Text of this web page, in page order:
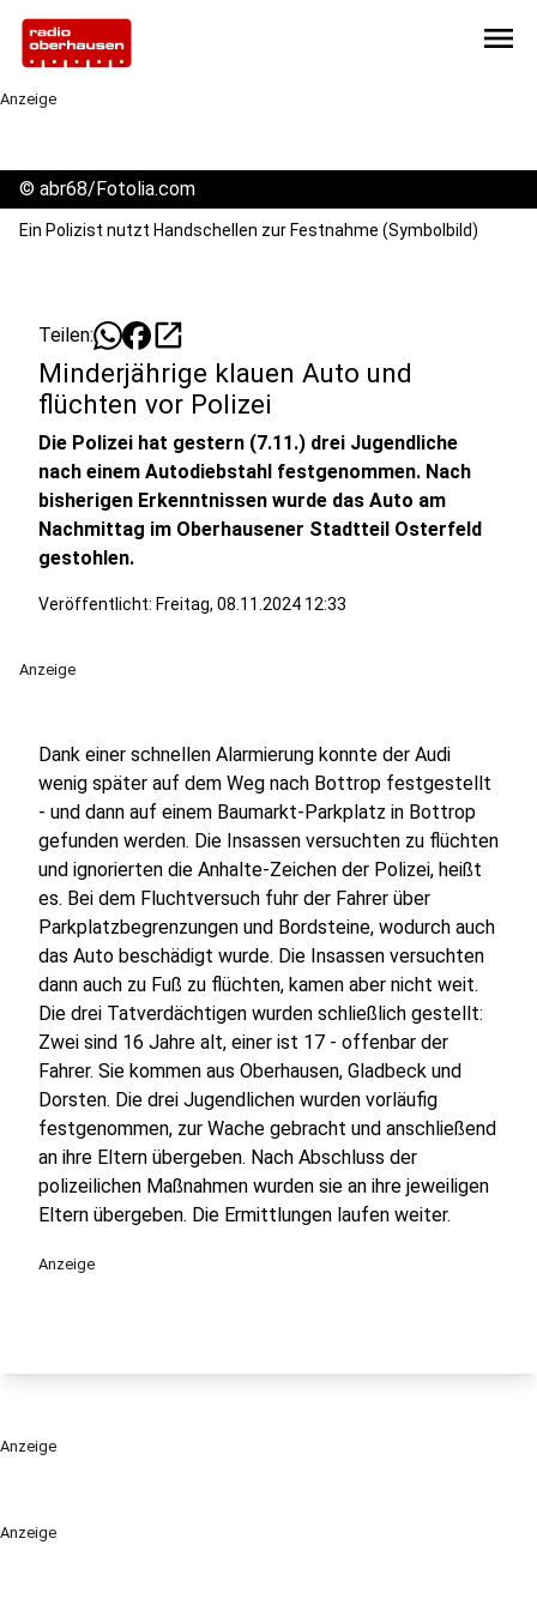
menu
Anzeige
Anzeige
© abr68/Fotolia.com
Ein Polizist nutzt Handschellen zur Festnahme (Symbolbild)
Teilen: open_in_new
Minderjährige klauen Auto und
flüchten vor Polizei
Die Polizei hat gestern (7.11.) drei Jugendliche
nach einem Autodiebstahl festgenommen. Nach
bisherigen Erkenntnissen wurde das Auto am
Nachmittag im Oberhausener Stadtteil Osterfeld
gestohlen.
Veröffentlicht: Freitag, 08.11.2024 12:33
Anzeige
Dank einer schnellen Alarmierung konnte der Audi
wenig später auf dem Weg nach Bottrop festgestellt
- und dann auf einem Baumarkt-Parkplatz in Bottrop
gefunden werden. Die Insassen versuchten zu flüchten
und ignorierten die Anhalte-Zeichen der Polizei, heißt
es. Bei dem Fluchtversuch fuhr der Fahrer über
Parkplatzbegrenzungen und Bordsteine, wodurch auch
das Auto beschädigt wurde. Die Insassen versuchten
dann auch zu Fuß zu flüchten, kamen aber nicht weit.
Die drei Tatverdächtigen wurden schließlich gestellt:
Zwei sind 16 Jahre alt, einer ist 17 - offenbar der
Fahrer. Sie kommen aus Oberhausen, Gladbeck und
Dorsten. Die drei Jugendlichen wurden vorläufig
festgenommen, zur Wache gebracht und anschließend
an ihre Eltern übergeben. Nach Abschluss der
polizeilichen Maßnahmen wurden sie an ihre jeweiligen
Eltern übergeben. Die Ermittlungen laufen weiter.
Anzeige
Anzeige